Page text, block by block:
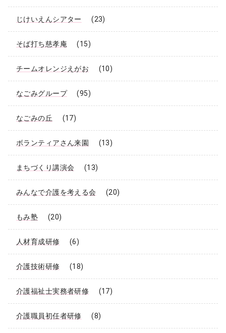
じけいえんシアター (23)
そば打ち慈孝庵 (15)
チームオレンジえがお (10)
なごみグループ (95)
なごみの丘 (17)
ボランティアさん来園 (13)
まちづくり講演会 (13)
みんなで介護を考える会 (20)
もみ塾 (20)
人材育成研修 (6)
介護技術研修 (18)
介護福祉士実務者研修 (17)
介護職員初任者研修 (8)